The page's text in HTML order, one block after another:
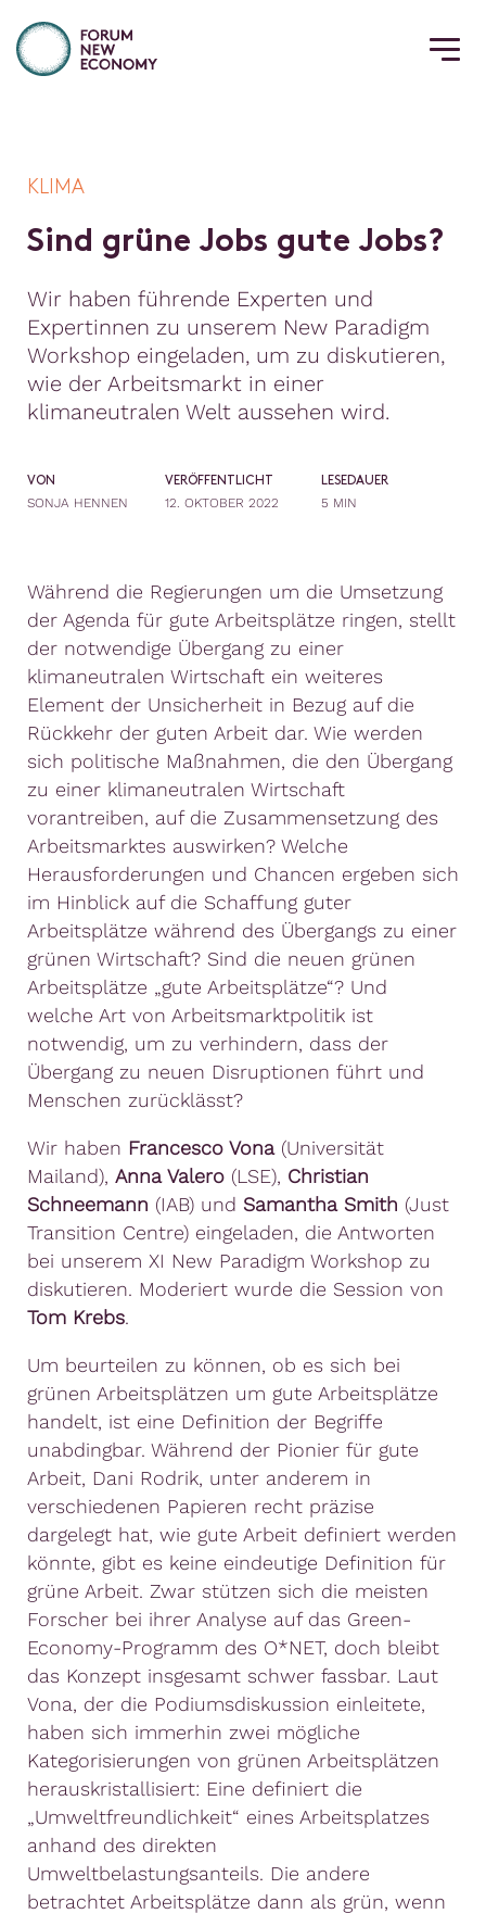
KLIMA
Sind grüne Jobs gute Jobs?
Wir haben führende Experten und
Expertinnen zu unserem New Paradigm
Workshop eingeladen, um zu diskutieren,
wie der Arbeitsmarkt in einer
klimaneutralen Welt aussehen wird.
VON
SONJA HENNEN
VERÖFFENTLICHT
12. OKTOBER 2022
LESEDAUER
5 MIN
Während die Regierungen um die Umsetzung
der Agenda für gute Arbeitsplätze ringen, stellt
der notwendige Übergang zu einer
klimaneutralen Wirtschaft ein weiteres
Element der Unsicherheit in Bezug auf die
Rückkehr der guten Arbeit dar. Wie werden
sich politische Maßnahmen, die den Übergang
zu einer klimaneutralen Wirtschaft
vorantreiben, auf die Zusammensetzung des
Arbeitsmarktes auswirken? Welche
Herausforderungen und Chancen ergeben sich
im Hinblick auf die Schaffung guter
Arbeitsplätze während des Übergangs zu einer
grünen Wirtschaft? Sind die neuen grünen
Arbeitsplätze „gute Arbeitsplätze“? Und
welche Art von Arbeitsmarktpolitik ist
notwendig, um zu verhindern, dass der
Übergang zu neuen Disruptionen führt und
Menschen zurücklässt?
Wir haben Francesco Vona(Universität
Mailand), Anna Valero (LSE), Christian
Schneemann (IAB) und Samantha Smith (Just
Transition Centre) eingeladen, die Antworten
bei unserem XI New Paradigm Workshop zu
diskutieren. Moderiert wurde die Session von
Tom Krebs.
Um beurteilen zu können, ob es sich bei
grünen Arbeitsplätzen um gute Arbeitsplätze
handelt, ist eine Definition der Begriffe
unabdingbar. Während der Pionier für gute
Arbeit, Dani Rodrik, unter anderem in
verschiedenen Papieren recht präzise
dargelegt hat, wie gute Arbeit definiert werden
könnte, gibt es keine eindeutige Definition für
grüne Arbeit. Zwar stützen sich die meisten
Forscher bei ihrer Analyse auf das Green-
Economy-Programm des O*NET, doch bleibt
das Konzept insgesamt schwer fassbar. Laut
Vona, der die Podiumsdiskussion einleitete,
haben sich immerhin zwei mögliche
Kategorisierungen von grünen Arbeitsplätzen
herauskristallisiert: Eine definiert die
„Umweltfreundlichkeit“ eines Arbeitsplatzes
anhand des direkten
Umweltbelastungsanteils. Die andere
betrachtet Arbeitsplätze dann als grün, wenn